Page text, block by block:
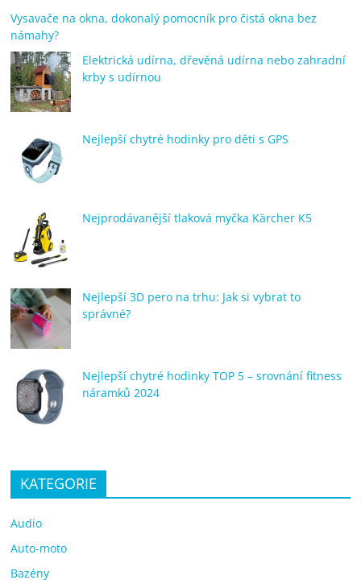
Vysavače na okna, dokonalý pomocník pro čistá okna bez
námahy?
Elektrická udírna, dřevěná udírna nebo zahradní
krby s udírnou
Nejlepší chytré hodinky pro děti s GPS
Nejprodávanější tlaková myčka Kärcher K5
Nejlepší 3D pero na trhu: Jak si vybrat to
správné?
Nejlepší chytré hodinky TOP 5 – srovnání fitness
náramků 2024
KATEGORIE
Audio
Auto-moto
Bazény